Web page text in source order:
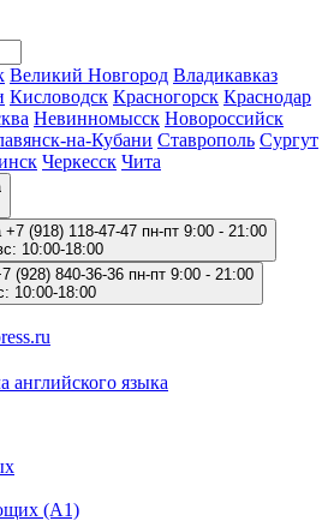
Великий Новгород Владикавказ
Кисловодск Красногорск Краснодар
Невинномысск Новороссийск
на-Кубани Ставрополь Сургут
Черкесск Чита
+7 (918) 118-47-47 пн-пт 9:00 - 21:00
10:00-18:00
(928) 840-36-36 пн-пт 9:00 - 21:00
10:00-18:00
(A1)